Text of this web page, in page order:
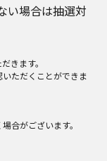
い場合は抽選対
きます。
ただくことができま
合がございます。